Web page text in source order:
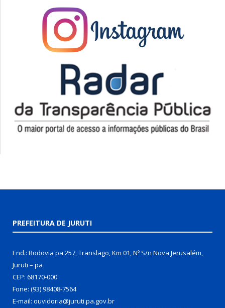
PREFEITURA DE JURUTI
End.: Rodovia pa 257, Translago, Km 01, Nº S/n Nova Jerusalém,
Juruti – pa
CEP: 68170-000
Fone: (93) 98408-7564
E-mail: ouvidoria@juruti.pa.gov.br